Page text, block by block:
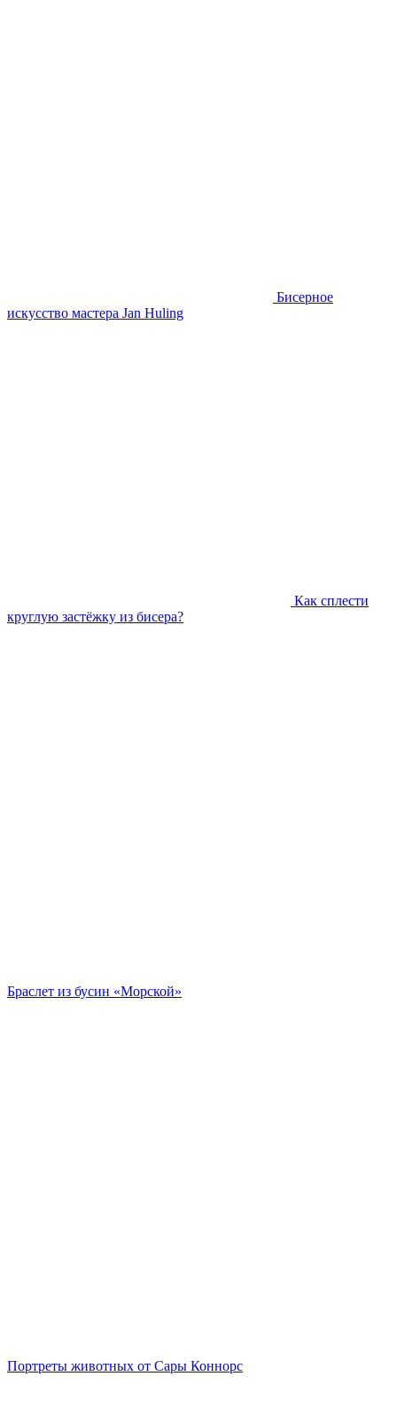
Бисерное
искусство мастера Jan Huling
Как сплести
круглую застёжку из бисера?
Браслет из бусин «Морской»
Портреты животных от Сары Коннорс